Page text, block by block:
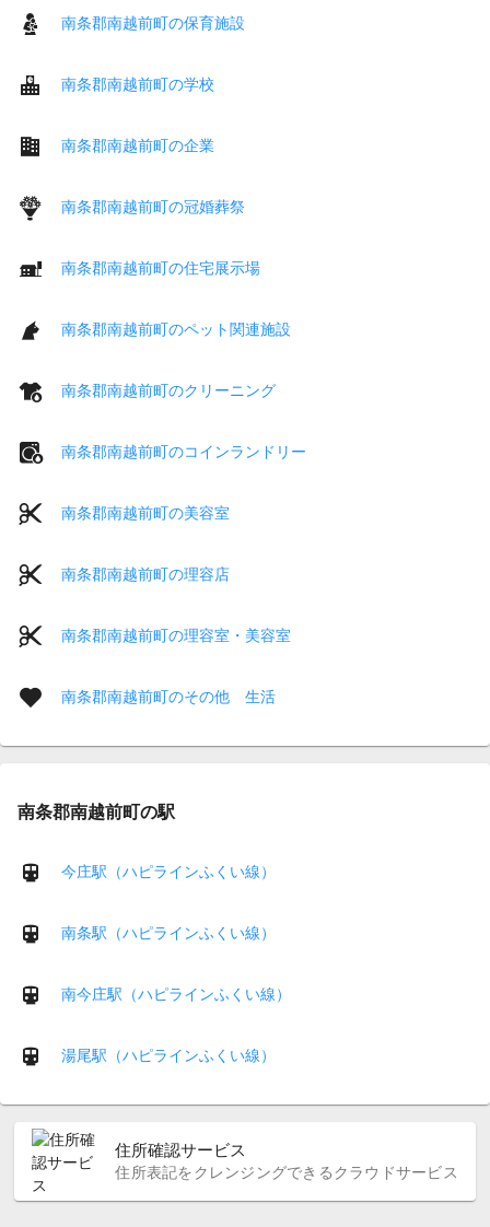
南条郡南越前町の保育施設
南条郡南越前町の学校
南条郡南越前町の企業
南条郡南越前町の冠婚葬祭
南条郡南越前町の住宅展示場
南条郡南越前町のペット関連施設
南条郡南越前町のクリーニング
南条郡南越前町のコインランドリー
南条郡南越前町の美容室
南条郡南越前町の理容店
南条郡南越前町の理容室・美容室
南条郡南越前町のその他 生活
南条郡南越前町の駅
今庄駅（ハピラインふくい線）
南条駅（ハピラインふくい線）
南今庄駅（ハピラインふくい線）
湯尾駅（ハピラインふくい線）
住所確認サービス
住所表記をクレンジングできるクラウドサービス